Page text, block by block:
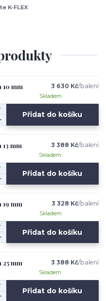
K‑FLEX
10 mm 3 630 Kč/balení
Skladem
Přidat do košíku
mm 3 388 Kč/balení
Skladem
Přidat do košíku
mm 3 328 Kč/balení
Skladem
Přidat do košíku
mm 3 388 Kč/balení
Skladem
Přidat do košíku